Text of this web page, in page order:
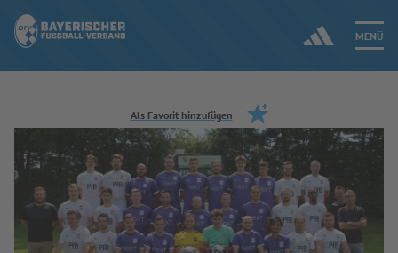
MENÜ
Jetzt einloggen
ERGEBNISSE & WETTBEWERBE
NEUIGKEITEN
Als Favorit hinzufügen